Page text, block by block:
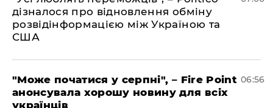
дізналося про відновлення обміну
розвідінформацією між Україною та
США
"Може початися у серпні", – Fire Point
анонсувала хорошу новину для всіх
українців
06:56